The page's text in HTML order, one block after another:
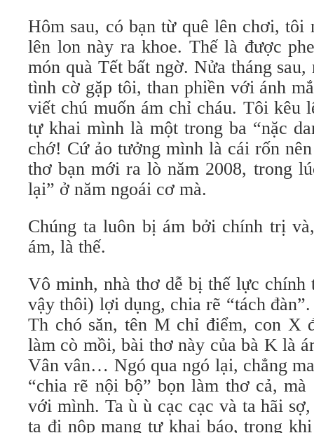
Hôm sau, có bạn từ quê lên chơi, tôi
lên lon này ra khoe. Thế là được
món quà Tết bất ngờ. Nửa tháng
tình cờ gặp tôi, than phiền với ánh
viết chú muốn ám chỉ cháu. Tôi kêu
tự khai mình là một trong ba “nặc
chớ! Cứ ảo tưởng mình là cái rốn
thơ bạn mới ra lò năm 2008, trong
lại” ở năm ngoái cơ mà.
Chúng ta luôn bị ám bởi chính trị
ám, là thế.
Vô minh, nhà thơ dễ bị thế lực chính
vậy thôi) lợi dụng, chia rẽ “tách
Th chó săn, tên M chỉ điểm, con X
làm cò mồi, bài thơ này của bà K là
Vân vân… Ngó qua ngó lại, chẳng
“chia rẽ nội bộ” bọn làm thơ cả,
với mình. Ta ù ù cạc cạc và ta hãi
ta đi nộp mạng tự khai báo, trong